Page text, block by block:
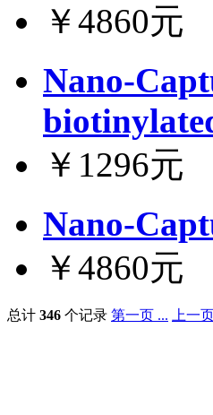
￥4860元
Nano-
￥1296元
Nano-
￥4860元
总计 346 个记录 第一页 ... 上一